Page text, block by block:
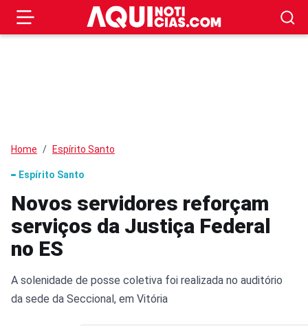
Home Espírito Santo
Espírito Santo
Novos servidores reforçam
serviços da Justiça Federal
no ES
A solenidade de posse coletiva foi realizada no auditório
da sede da Seccional, em Vitória